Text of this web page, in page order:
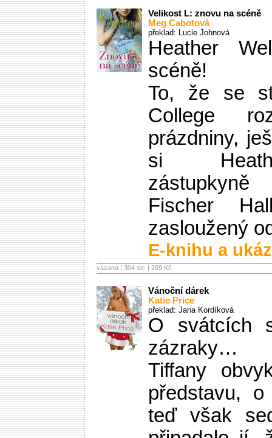
Velikost L: znovu na scéně
Meg Cabotová
překlad: Lucie Johnová
Heather
scéně!
To, že se
College
prázdniny,
si
Fischer
zasloužený
E-knihu a
vázaná | 304 str. | 299 Kč
Vánoční dárek
Katie Price
překlad: Jana Kordíková
O svátcích
zázraky…
Tiffany
představu,
teď však